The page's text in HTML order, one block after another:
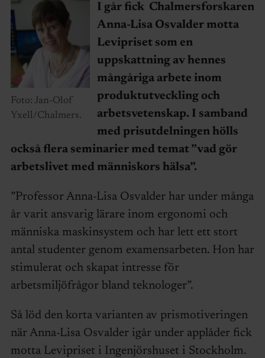
Foto: Jan-Olof
Yxell/Chalmers.
I går fick Chalmersforskaren
Anna-Lisa Osvalder motta
Levipriset som en
uppskattning av hennes
mångåriga arbete inom
produktutveckling och
arbetsvetenskap. I samband
med prisutdelningen hölls
också flera seminarier med temat ”vad gör
arbetslivet med människors hälsa”.
”Professor Anna-Lisa Osvalder har under många
år varit ansvarig lärare inom ergonomi och
människa maskinsystem och har lett ett stort
antal studenter genom examensarbeten. Hon har
stimulerat och skapat intresse för
arbetsmiljöfrågor bland teknologer”.
Så löd den korta varianten av prismotiveringen
när Anna-Lisa Osvalder igår under applåder fick
motta Levipriset i Ingenjörshuset i Stockholm.